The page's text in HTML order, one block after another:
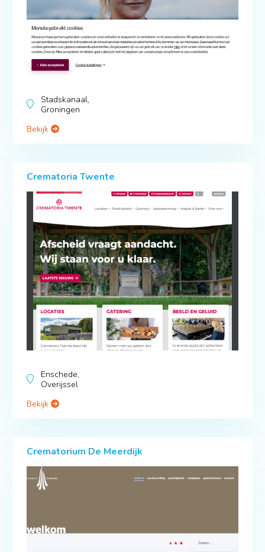
Stadskanaal,
Groningen
Bekijk
Crematoria Twente
Enschede,
Overijssel
Bekijk
Crematorium De Meerdijk